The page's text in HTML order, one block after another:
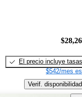
El precio incluye tasas
$542/mes
Verif. disponibilidad